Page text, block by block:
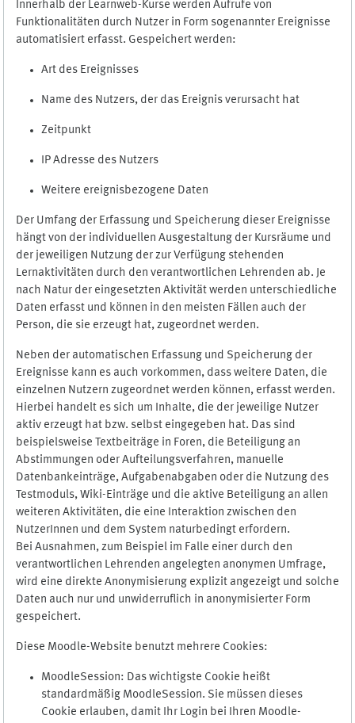
Innerhalb der Learnweb-Kurse werden Aufrufe von
Funktionalitäten durch Nutzer in Form sogenannter Ereignisse
automatisiert erfasst. Gespeichert werden:
Art des Ereignisses
Name des Nutzers, der das Ereignis verursacht hat
Zeitpunkt
IP Adresse des Nutzers
Weitere ereignisbezogene Daten
Der Umfang der Erfassung und Speicherung dieser Ereignisse
hängt von der individuellen Ausgestaltung der Kursräume und
der jeweiligen Nutzung der zur Verfügung stehenden
Lernaktivitäten durch den verantwortlichen Lehrenden ab. Je
nach Natur der eingesetzten Aktivität werden unterschiedliche
Daten erfasst und können in den meisten Fällen auch der
Person, die sie erzeugt hat, zugeordnet werden.
Neben der automatischen Erfassung und Speicherung der
Ereignisse kann es auch vorkommen, dass weitere Daten, die
einzelnen Nutzern zugeordnet werden können, erfasst werden.
Hierbei handelt es sich um Inhalte, die der jeweilige Nutzer
aktiv erzeugt hat bzw. selbst eingegeben hat. Das sind
beispielsweise Textbeiträge in Foren, die Beteiligung an
Abstimmungen oder Aufteilungsverfahren, manuelle
Datenbankeinträge, Aufgabenabgaben oder die Nutzung des
Testmoduls, Wiki-Einträge und die aktive Beteiligung an allen
weiteren Aktivitäten, die eine Interaktion zwischen den
NutzerInnen und dem System naturbedingt erfordern.
Bei Ausnahmen, zum Beispiel im Falle einer durch den
verantwortlichen Lehrenden angelegten anonymen Umfrage,
wird eine direkte Anonymisierung explizit angezeigt und solche
Daten auch nur und unwiderruflich in anonymisierter Form
gespeichert.
Diese Moodle-Website benutzt mehrere Cookies:
MoodleSession: Das wichtigste Cookie heißt
standardmäßig MoodleSession. Sie müssen dieses
Cookie erlauben, damit Ihr Login bei Ihren Moodle-